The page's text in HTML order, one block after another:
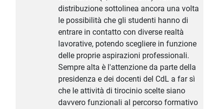
distribuzione sottolinea ancora una volta
le possibilità che gli studenti hanno di
entrare in contatto con diverse realtà
lavorative, potendo scegliere in funzione
delle proprie aspirazioni professionali.
Sempre alta è l'attenzione da parte della
presidenza e dei docenti del CdL a far sì
che le attività di tirocinio scelte siano
davvero funzionali al percorso formativo